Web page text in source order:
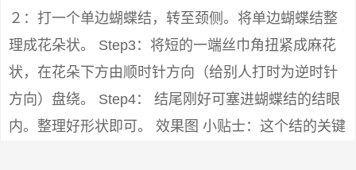
２：打一个单边蝴蝶结，转至颈侧。将单边蝴蝶结整
理成花朵状。 Step3：将短的一端丝巾角扭紧成麻花
状，在花朵下方由顺时针方向（给别人打时为逆时针
方向）盘绕。 Step4： 结尾刚好可塞进蝴蝶结的结眼
内。整理好形状即可。 效果图 小贴士：这个结的关键